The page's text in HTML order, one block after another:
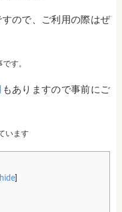
ので、ご利用の際はぜ
す。
もありますので事前にご
います
]